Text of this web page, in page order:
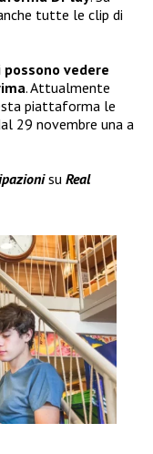
tutte le clip di
possono vedere
. Attualmente
piattaforma le
29 novembre una a
su Real